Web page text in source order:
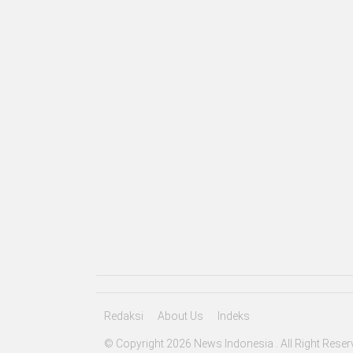
Redaksi About Us Indeks
© Copyright 2026 News Indonesia . All Right